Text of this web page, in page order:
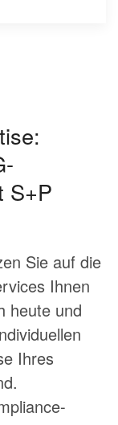
S+P
Sie auf die
Ihnen
heute und
Ihres